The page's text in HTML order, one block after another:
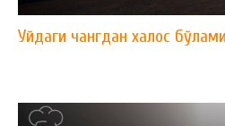
Уйдаги чангдан халос